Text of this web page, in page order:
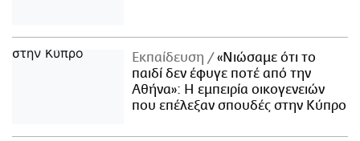
Εκπαίδευση
«Νιώσαμε ότι το
παιδί δεν έφυγε ποτέ από την
Αθήνα»: Η εμπειρία οικογενειών
που επέλεξαν σπουδές στην Κύπρο